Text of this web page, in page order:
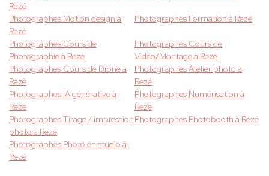
Rezé
Photographes Motion design à
Rezé
Photographes Formation à Rezé
Photographes Cours de
Photographie à Rezé
Photographes Cours de
Vidéo/Montage à Rezé
Photographes Cours de Drone à
Rezé
Photographes Atelier photo à
Rezé
Photographes IA générative à
Rezé
Photographes Numérisation à
Rezé
Photographes Tirage / impression
photo à Rezé
Photographes Photobooth à Rezé
Photographes Photo en studio à
Rezé